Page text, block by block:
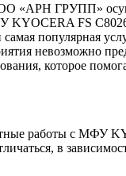
«АРН ГРУПП»
KYOCERA FS
популярная
невозможно
которое
работы с МФУ
в